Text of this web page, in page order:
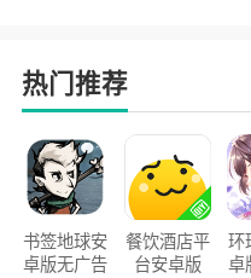
热门推荐
书签地球安
卓版无广告
餐饮酒店平
台安卓版
环
卓